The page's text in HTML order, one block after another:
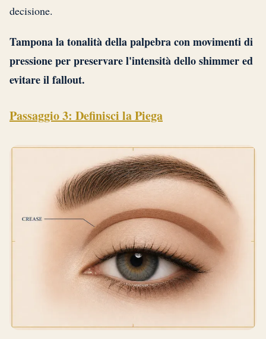
decisione.
Tampona la tonalità della palpebra con movimenti di
pressione per preservare l'intensità dello shimmer ed
evitare il fallout.
Passaggio 3: Definisci la Piega